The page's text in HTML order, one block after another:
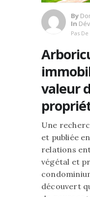
By
In
Pas
valeur
Une
et publiée
relations
végétal et
découvert